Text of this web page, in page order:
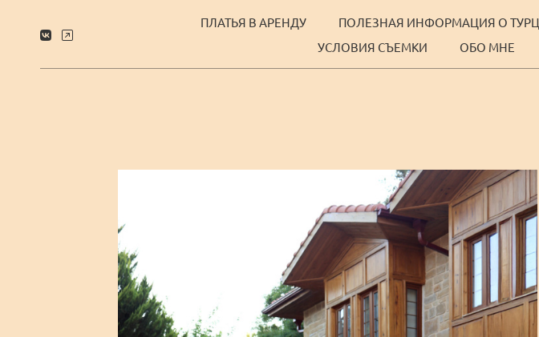
ПЛАТЬЯ В АРЕНДУ ПОЛЕЗНАЯ ИНФОРМАЦИЯ О
УСЛОВИЯ СЪЕМКИ
ОБО МНЕ